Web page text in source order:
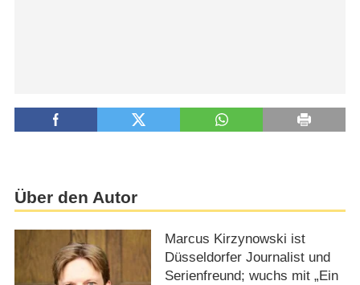
Über den Autor
Marcus Kirzynowski ist
Düsseldorfer Journalist und
Serienfreund; wuchs mit „Ein